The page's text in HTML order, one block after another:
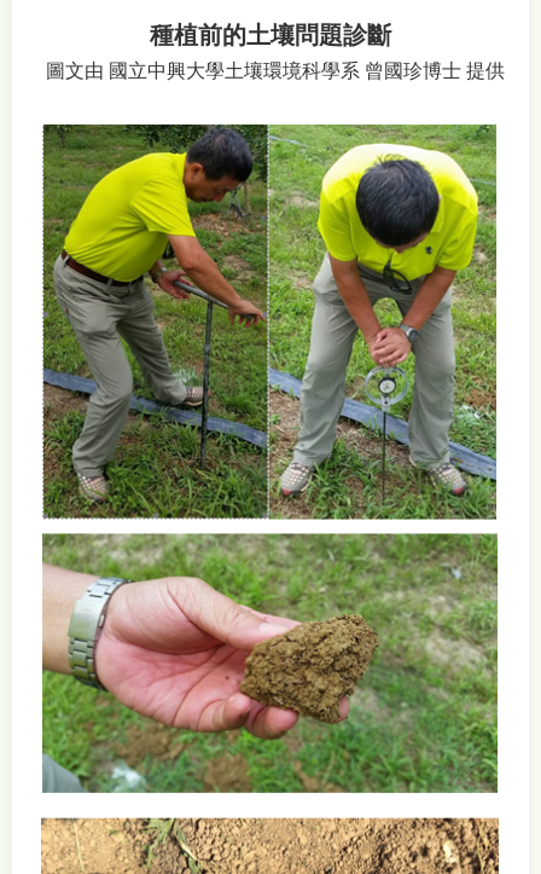
種植前的土壤問題診斷
圖文由 國立中興大學土壤環境科學系 曾國珍博士 提供